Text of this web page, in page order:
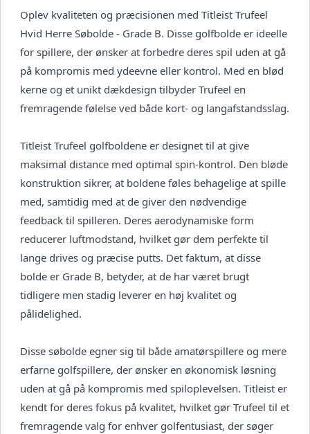
Oplev kvaliteten og præcisionen med Titleist Trufeel
Hvid Herre Søbolde - Grade B. Disse golfbolde er ideelle
for spillere, der ønsker at forbedre deres spil uden at gå
på kompromis med ydeevne eller kontrol. Med en blød
kerne og et unikt dækdesign tilbyder Trufeel en
fremragende følelse ved både kort- og langafstandsslag.
Titleist Trufeel golfboldene er designet til at give
maksimal distance med optimal spin-kontrol. Den bløde
konstruktion sikrer, at boldene føles behagelige at spille
med, samtidig med at de giver den nødvendige
feedback til spilleren. Deres aerodynamiske form
reducerer luftmodstand, hvilket gør dem perfekte til
lange drives og præcise putts. Det faktum, at disse
bolde er Grade B, betyder, at de har været brugt
tidligere men stadig leverer en høj kvalitet og
pålidelighed.
Disse søbolde egner sig til både amatørspillere og mere
erfarne golfspillere, der ønsker en økonomisk løsning
uden at gå på kompromis med spiloplevelsen. Titleist er
kendt for deres fokus på kvalitet, hvilket gør Trufeel til et
fremragende valg for enhver golfentusiast, der søger